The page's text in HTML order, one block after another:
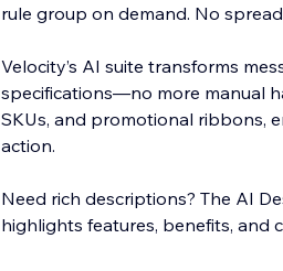
rule group on demand. No spreadsheets, no human error, just precise, scalable pricing in minutes.
Velocity’s AI suite transforms
specifications—no more manual
SKUs, and promotional ribbons,
action.
Need rich descriptions? The AI
highlights features, benefits, and